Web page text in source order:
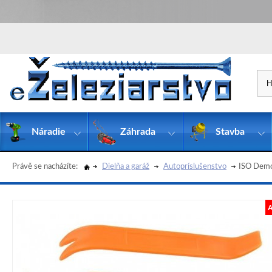
Právě se nacházíte: Dielňa a garáž Autopríslušenstvo ISO
Náradie Záhrada Stavba